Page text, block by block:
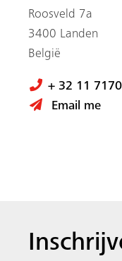
Roosveld 7a
3400 Landen
België
+ 32 11
Email me